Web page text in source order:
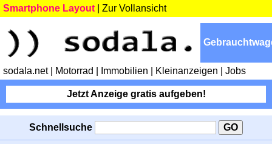
Smartphone Layout Zur Vollansicht
sodala.net | Motorrad | Immobilien | Kleinanzeigen | Jobs
Jetzt Anzeige gratis aufgeben!
Schnellsuche